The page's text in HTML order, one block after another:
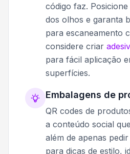
código faz.
dos olhos e garanta
para escaneamento
considere criar
para fácil aplicação
superfícies.
Embalagens de
QR codes de
a conteúdo social
além de apenas
para dicas de estilo,